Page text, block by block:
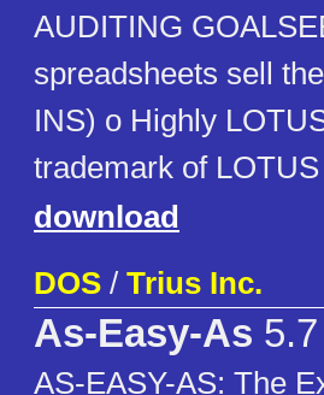
AUDITING
spreadsheets sell
INS) o Highly
trademark of
download
DOS / Trius Inc.
As-Easy-As 5.7
AS-EASY-AS: The